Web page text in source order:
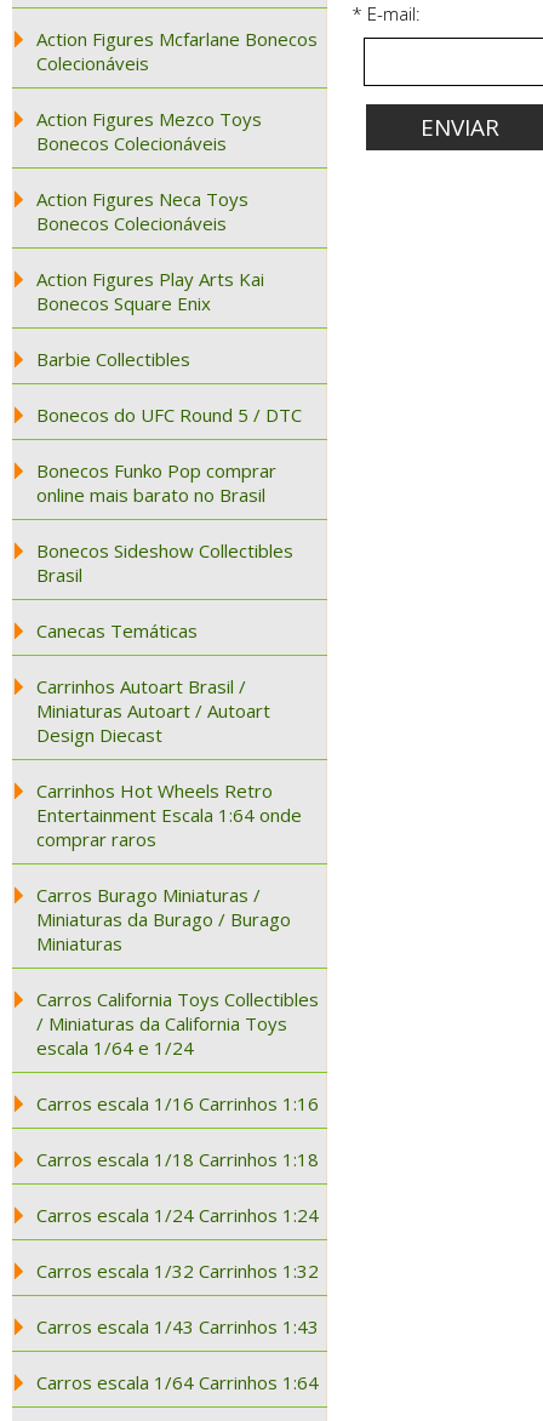
Action Figures Mcfarlane Bonecos
Colecionáveis
Action Figures Mezco Toys
Bonecos Colecionáveis
Action Figures Neca Toys
Bonecos Colecionáveis
Action Figures Play Arts Kai
Bonecos Square Enix
Barbie Collectibles
Bonecos do UFC Round 5 / DTC
Bonecos Funko Pop comprar
online mais barato no Brasil
Bonecos Sideshow Collectibles
Brasil
Canecas Temáticas
Carrinhos Autoart Brasil /
Miniaturas Autoart / Autoart
Design Diecast
Carrinhos Hot Wheels Retro
Entertainment Escala 1:64 onde
comprar raros
Carros Burago Miniaturas /
Miniaturas da Burago / Burago
Miniaturas
Carros California Toys Collectibles
/ Miniaturas da California Toys
escala 1/64 e 1/24
Carros escala 1/16 Carrinhos 1:16
Carros escala 1/18 Carrinhos 1:18
Carros escala 1/24 Carrinhos 1:24
Carros escala 1/32 Carrinhos 1:32
Carros escala 1/43 Carrinhos 1:43
Carros escala 1/64 Carrinhos 1:64
* E-mail: